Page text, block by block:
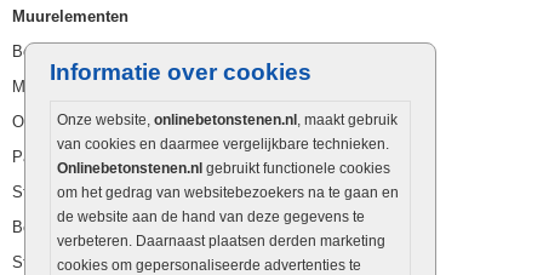
Informatie over cookies
Onze website, onlinebetonstenen.nl , maakt gebruik
van cookies en daarmee vergelijkbare technieken.
Onlinebetonstenen.nl gebruikt functionele cookies
om het gedrag van websitebezoekers na te gaan en
de website aan de hand van deze gegevens te
verbeteren. Daarnaast plaatsen derden marketing
cookies om gepersonaliseerde advertenties te
Muurelementen
Betonbielzen
Muurstenen
Opsluitbanden
Palissaden
Stapelblokken
Betonblokken
Stapelstenen